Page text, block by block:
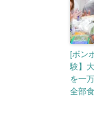
[ボン
験】
を一
全部